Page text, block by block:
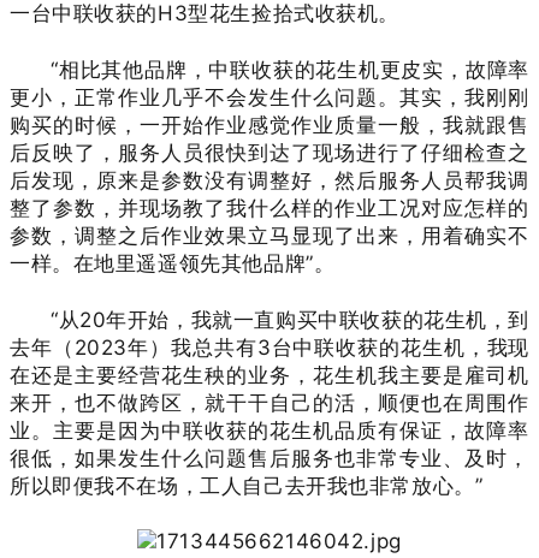
一台中联收获的H3型花生捡拾式收获机。
“相比其他品牌，中联收获的花生机更皮实，故障率
更小，正常作业几乎不会发生什么问题。其实，我刚刚
购买的时候，一开始作业感觉作业质量一般，我就跟售
后反映了，服务人员很快到达了现场进行了仔细检查之
后发现，原来是参数没有调整好，然后服务人员帮我调
整了参数，并现场教了我什么样的作业工况对应怎样的
参数，调整之后作业效果立马显现了出来，用着确实不
一样。在地里遥遥领先其他品牌”。
“从20年开始，我就一直购买中联收获的花生机，到
去年（2023年）我总共有3台中联收获的花生机，我现
在还是主要经营花生秧的业务，花生机我主要是雇司机
来开，也不做跨区，就干干自己的活，顺便也在周围作
业。主要是因为中联收获的花生机品质有保证，故障率
很低，如果发生什么问题售后服务也非常专业、及时，
所以即便我不在场，工人自己去开我也非常放心。”